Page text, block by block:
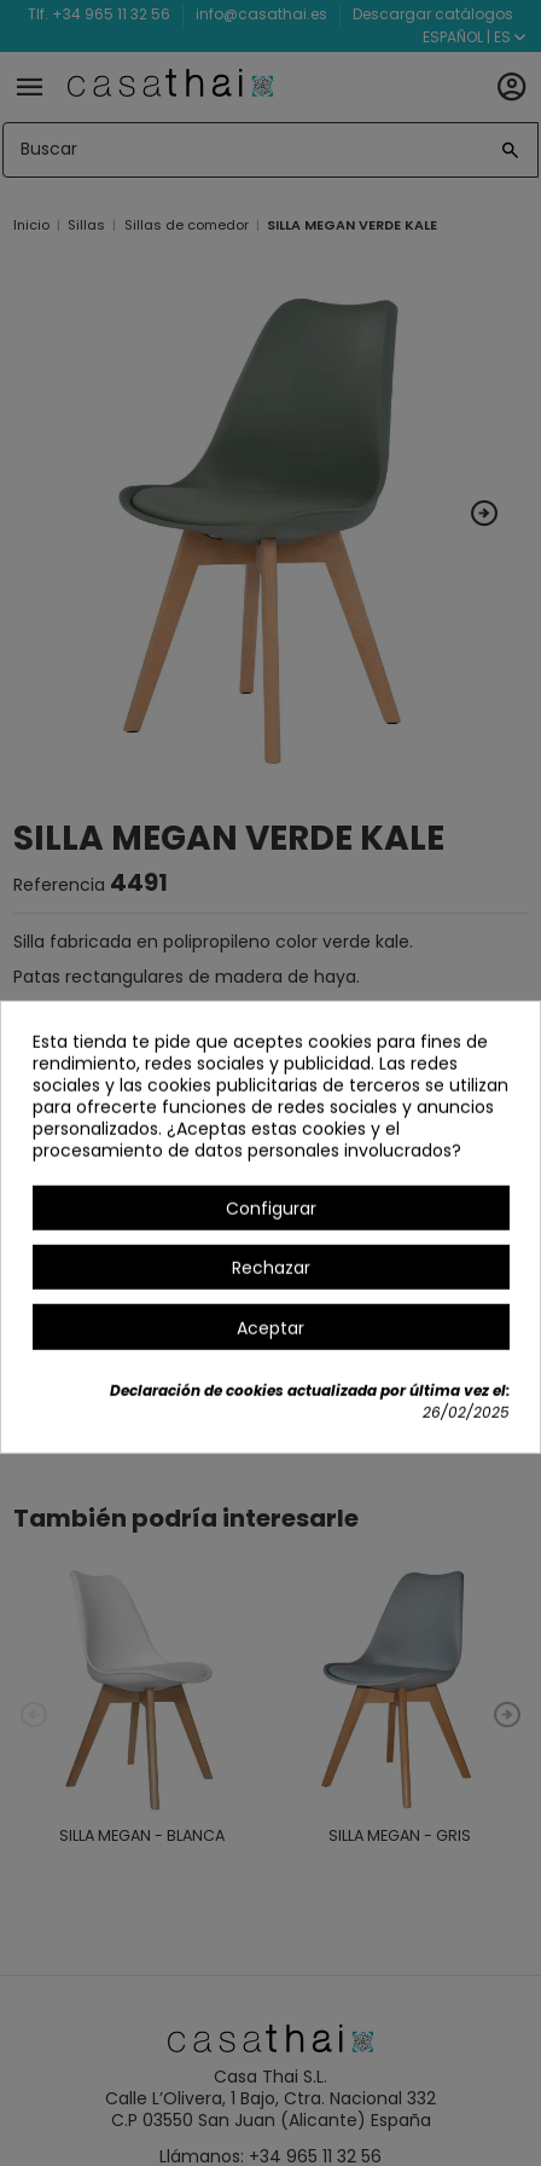
Tlf. +34 965 11 32 56 info@casathai.es
Descargar catálogos
ESPAÑOL | ES
Inicio Sillas Sillas de comedor SILLA MEGAN VERDE KALE
SILLA MEGAN VERDE KALE
Referencia 4491
Silla fabricada en polipropileno color verde kale.
Patas rectangulares de madera de haya.
Se sirve desmontada.
Ancho: 49 cm
Alto: 83 cm
Profundo: 50 cm
Altura asiento: 46 cm.
Opciones disponibles
+3
También podría interesarle
SILLA MEGAN - BLANCA SILLA MEGAN - GRIS
Casa Thai S.L.
Calle L’Olivera, 1 Bajo, Ctra. Nacional 332
C.P 03550 San Juan (Alicante) España
Llámanos: +34 965 11 32 56
Esta tienda te pide que aceptes cookies para fines de
rendimiento, redes sociales y publicidad. Las redes
sociales y las cookies publicitarias de terceros se utilizan
para ofrecerte funciones de redes sociales y anuncios
personalizados. ¿Aceptas estas cookies y el
procesamiento de datos personales involucrados?
Configurar
Rechazar
Aceptar
Declaración de cookies actualizada por última vez el:
26/02/2025